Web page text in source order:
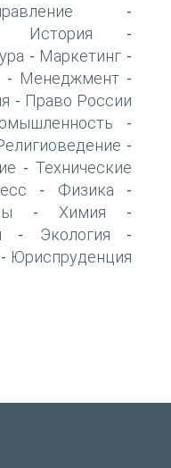
-
История -
- Маркетинг -
- Менеджмент -
- Право России
-
-
- Технические
- Физика -
- Химия -
- Экология -
- Юриспруденция